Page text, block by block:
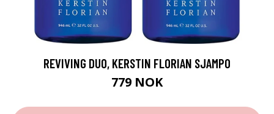
REVIVING DUO, KERSTIN FLORIAN SJAMPO
779 NOK